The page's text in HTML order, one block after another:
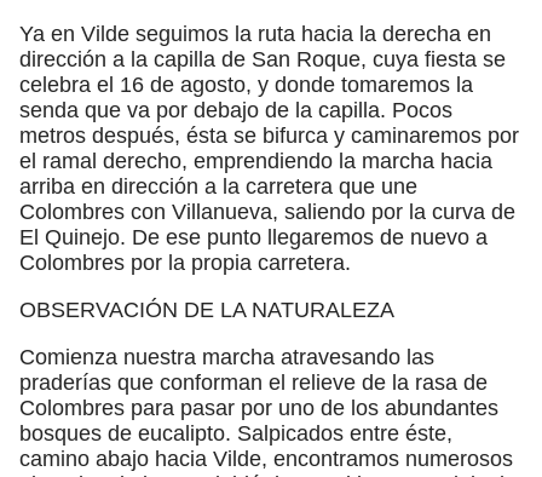
Ya en Vilde seguimos la ruta hacia la derecha en
dirección a la capilla de San Roque, cuya fiesta se
celebra el 16 de agosto, y donde tomaremos la
senda que va por debajo de la capilla. Pocos
metros después, ésta se bifurca y caminaremos por
el ramal derecho, emprendiendo la marcha hacia
arriba en dirección a la carretera que une
Colombres con Villanueva, saliendo por la curva de
El Quinejo. De ese punto llegaremos de nuevo a
Colombres por la propia carretera.
OBSERVACIÓN DE LA NATURALEZA
Comienza nuestra marcha atravesando las
praderías que conforman el relieve de la rasa de
Colombres para pasar por uno de los abundantes
bosques de eucalipto. Salpicados entre éste,
camino abajo hacia Vilde, encontramos numerosos